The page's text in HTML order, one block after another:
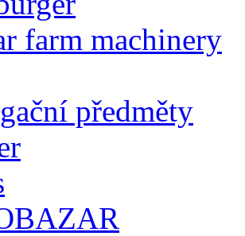
farm machinery
předměty